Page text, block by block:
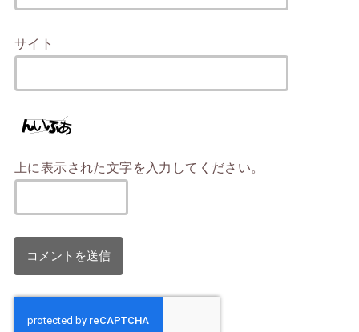
サイト
上に表示された文字を入力してください。